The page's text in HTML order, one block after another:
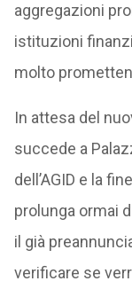
aggregazioni
istituzioni
molto
In attesa del
succede a
dell’AGID e la
prolunga ormai
il già
verificare se